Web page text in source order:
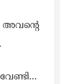
അവന്റെ